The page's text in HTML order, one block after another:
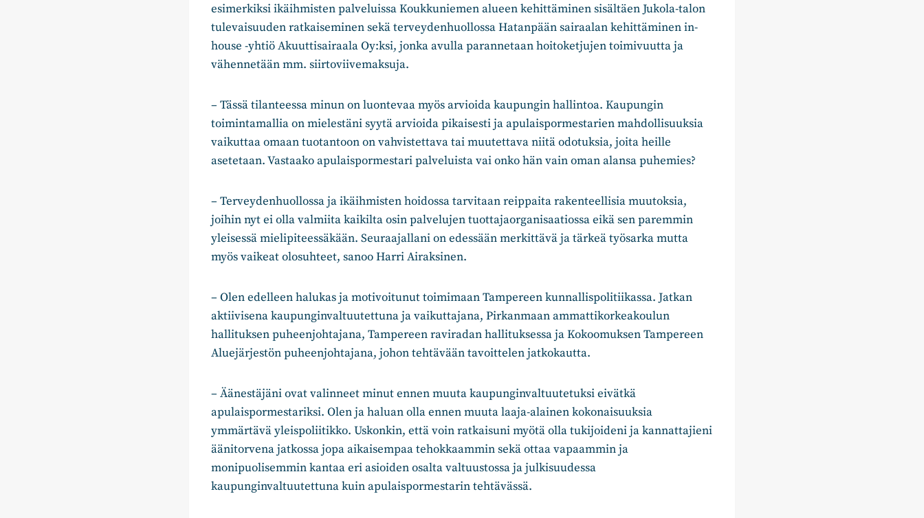
esimerkiksi ikäihmisten palveluissa Koukkuniemen alueen kehittäminen sisältäen Jukola-talon
tulevaisuuden ratkaiseminen sekä terveydenhuollossa Hatanpään sairaalan kehittäminen in-
house -yhtiö Akuuttisairaala Oy:ksi, jonka avulla parannetaan hoitoketjujen toimivuutta ja
vähennetään mm. siirtoviivemaksuja.
– Tässä tilanteessa minun on luontevaa myös arvioida kaupungin hallintoa. Kaupungin
toimintamallia on mielestäni syytä arvioida pikaisesti ja apulaispormestarien mahdollisuuksia
vaikuttaa omaan tuotantoon on vahvistettava tai muutettava niitä odotuksia, joita heille
asetetaan. Vastaako apulaispormestari palveluista vai onko hän vain oman alansa puhemies?
– Terveydenhuollossa ja ikäihmisten hoidossa tarvitaan reippaita rakenteellisia muutoksia,
joihin nyt ei olla valmiita kaikilta osin palvelujen tuottajaorganisaatiossa eikä sen paremmin
yleisessä mielipiteessäkään. Seuraajallani on edessään merkittävä ja tärkeä työsarka mutta
myös vaikeat olosuhteet, sanoo Harri Airaksinen.
– Olen edelleen halukas ja motivoitunut toimimaan Tampereen kunnallispolitiikassa. Jatkan
aktiivisena kaupunginvaltuutettuna ja vaikuttajana, Pirkanmaan ammattikorkeakoulun
hallituksen puheenjohtajana, Tampereen raviradan hallituksessa ja Kokoomuksen Tampereen
Aluejärjestön puheenjohtajana, johon tehtävään tavoittelen jatkokautta.
– Äänestäjäni ovat valinneet minut ennen muuta kaupunginvaltuutetuksi eivätkä
apulaispormestariksi. Olen ja haluan olla ennen muuta laaja-alainen kokonaisuuksia
ymmärtävä yleispoliitikko. Uskonkin, että voin ratkaisuni myötä olla tukijoideni ja kannattajieni
äänitorvena jatkossa jopa aikaisempaa tehokkaammin sekä ottaa vapaammin ja
monipuolisemmin kantaa eri asioiden osalta valtuustossa ja julkisuudessa
kaupunginvaltuutettuna kuin apulaispormestarin tehtävässä.